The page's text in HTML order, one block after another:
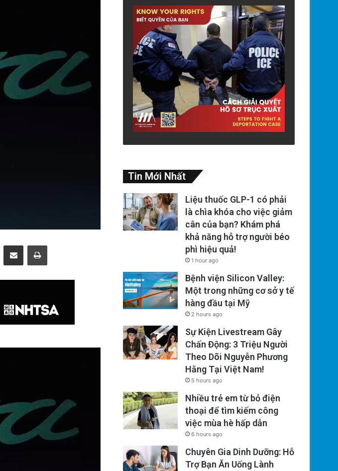
Share via Email Print
Tin Mới Nhất
Liệu thuốc GLP-1 có phải
là chìa khóa cho việc giảm
cân của bạn? Khám phá
khả năng hỗ trợ người béo
phì hiệu quả!
1 hour ago
Bệnh viện Silicon Valley:
Một trong những cơ sở y tế
hàng đầu tại Mỹ
2 hours ago
Sự Kiện Livestream Gây
Chấn Động: 3 Triệu Người
Theo Dõi Nguyễn Phương
Hằng Tại Việt Nam!
5 hours ago
Nhiều trẻ em từ bỏ điện
thoại để tìm kiếm công
việc mùa hè hấp dẫn
6 hours ago
Chuyên Gia Dinh Dưỡng: Hỗ
Trợ Bạn Ăn Uống Lành